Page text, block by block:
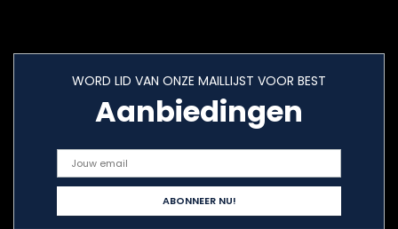
WORD LID VAN ONZE MAILLIJST VOOR BEST
Aanbiedingen